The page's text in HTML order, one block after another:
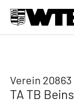
Verein 20863
TA TB